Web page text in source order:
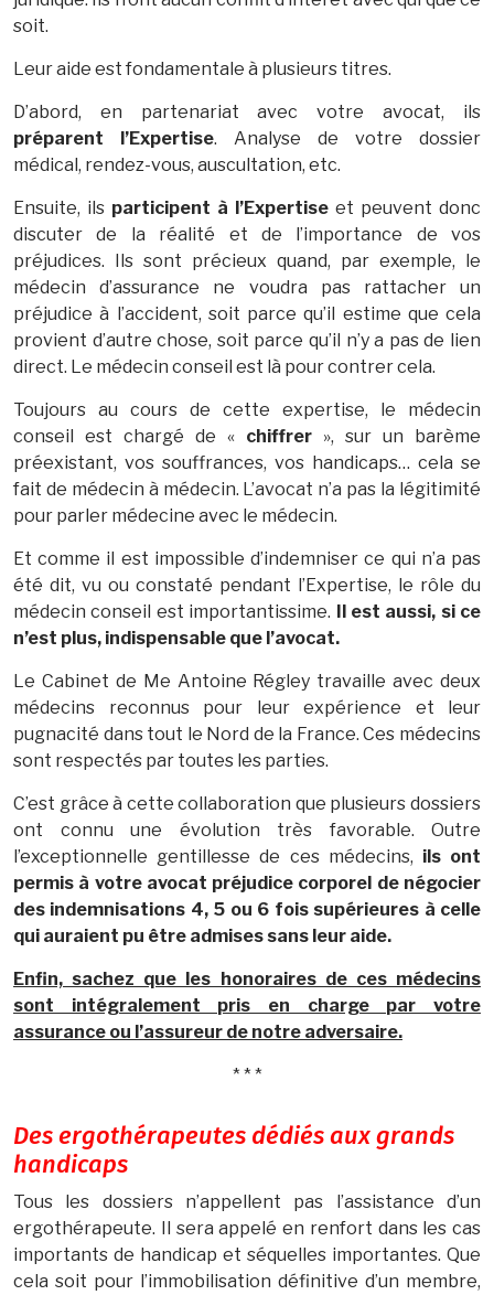
soit.
Leur aide est fondamentale à plusieurs titres.
D’abord, en partenariat avec votre avocat, ils
préparent l’Expertise. Analyse de votre dossier
médical, rendez-vous, auscultation, etc.
Ensuite, ils participent à l’Expertise et peuvent donc
discuter de la réalité et de l’importance de vos
préjudices. Ils sont précieux quand, par exemple, le
médecin d’assurance ne voudra pas rattacher un
préjudice à l’accident, soit parce qu’il estime que cela
provient d’autre chose, soit parce qu’il n’y a pas de lien
direct. Le médecin conseil est là pour contrer cela.
Toujours au cours de cette expertise, le médecin
conseil est chargé de « chiffrer », sur un barème
préexistant, vos souffrances, vos handicaps… cela se
fait de médecin à médecin. L’avocat n’a pas la légitimité
pour parler médecine avec le médecin.
Et comme il est impossible d’indemniser ce qui n’a pas
été dit, vu ou constaté pendant l’Expertise, le rôle du
médecin conseil est importantissime. Il est aussi, si ce
n’est plus, indispensable que l’avocat.
Le Cabinet de Me Antoine Régley travaille avec deux
médecins reconnus pour leur expérience et leur
pugnacité dans tout le Nord de la France. Ces médecins
sont respectés par toutes les parties.
C’est grâce à cette collaboration que plusieurs dossiers
ont connu une évolution très favorable. Outre
l’exceptionnelle gentillesse de ces médecins, ils ont
permis à votre avocat préjudice corporel de négocier
des indemnisations 4, 5 ou 6 fois supérieures à celle
qui auraient pu être admises sans leur aide.
Enfin, sachez que les honoraires de ces médecins
sont intégralement pris en charge par votre
assurance ou l’assureur de notre adversaire.
* * *
Des ergothérapeutes dédiés aux grands
handicaps
Tous les dossiers n’appellent pas l’assistance d’un
ergothérapeute. Il sera appelé en renfort dans les cas
importants de handicap et séquelles importantes. Que
cela soit pour l’immobilisation définitive d’un membre,